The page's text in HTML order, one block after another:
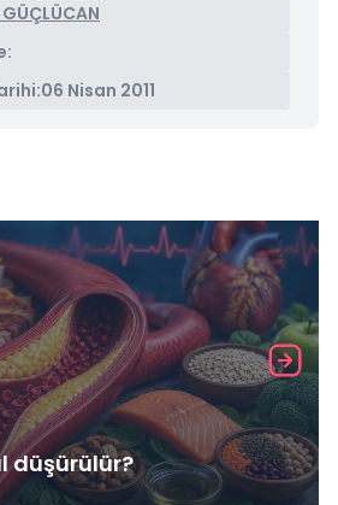
06 Nisan 2011
düşürülür?